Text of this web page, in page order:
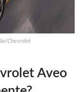
Chevrolet
Aveo